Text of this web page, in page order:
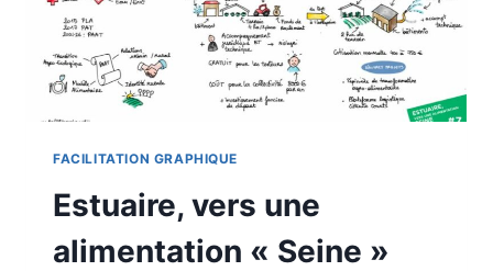
FACILITATION GRAPHIQUE
Estuaire, vers une
alimentation « Seine »